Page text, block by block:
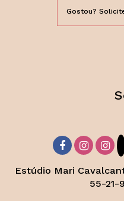
Gostou?
Estúdio Mari
55-21-